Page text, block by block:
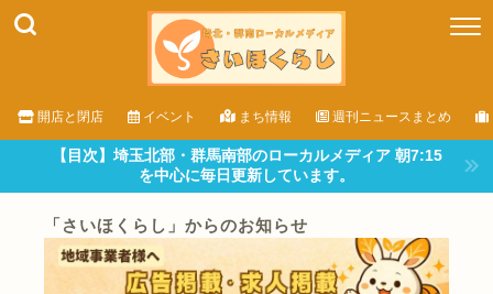
開店と閉店 イベント まち情報 週刊ニュースまとめ
【目次】埼玉北部・群馬南部のローカルメディア 朝7:15
を中心に毎日更新しています。
「さいほくらし」からのお知らせ